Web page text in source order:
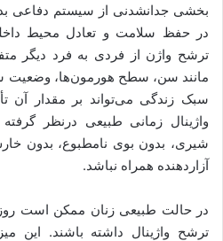
بخشی جدانشدنی از سیستم دفاعی
در حفظ سلامت و تعادل محیط
ترشح واژن از فردی به فرد دیگر
مانند سن، سطح هورمون‌ها، وضعیت
سبک زندگی می‌تواند بر مقدار آن
واژینال زمانی طبیعی درنظر
شیری، بدون بوی نامطبوع، بدون
آزاردهنده همراه نباشد.
در حالت طبیعی زنان ممکن است
ترشح واژینال داشته باشند. این